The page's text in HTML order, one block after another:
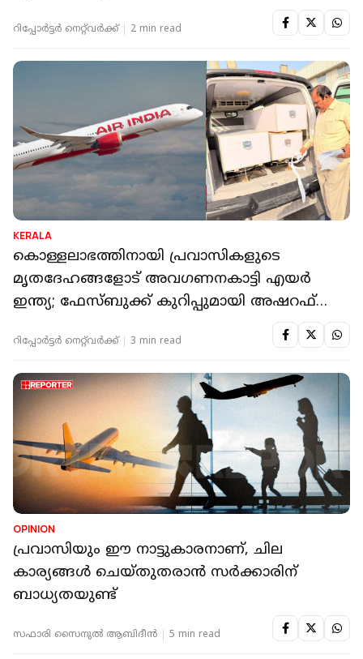
റിപ്പോർട്ടർ നെറ്റ്‌വര്‍ക്ക്‌ 2 min read
KERALA
കൊള്ളലാഭത്തിനായി പ്രവാസികളുടെ
മൃതദേഹങ്ങളോട് അവഗണനകാട്ടി എയര്‍
ഇന്ത്യ; ഫേസ്ബുക്ക് കുറിപ്പുമായി അഷറഫ്
റിപ്പോർട്ടർ നെറ്റ്‌വര്‍ക്ക്‌ 3 min read
OPINION
പ്രവാസിയും ഈ നാട്ടുകാരനാണ്, ചില
കാര്യങ്ങൾ ചെയ്തുതരാൻ സർക്കാരിന്
ബാധ്യതയുണ്ട്
സഫാരി സൈനുല്‍ ആബിദീന്‍ 5 min read